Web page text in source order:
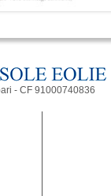
- CF 91000740836